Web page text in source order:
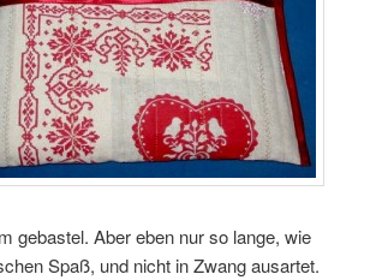
gebastel. Aber eben nur so lange, wie
Spaß, und nicht in Zwang ausartet.